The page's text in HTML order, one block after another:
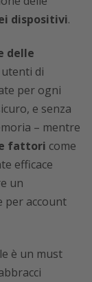
dispositivi.
delle
di
per ogni
e senza
– mentre
fattori come
efficace
un
per account
è un must